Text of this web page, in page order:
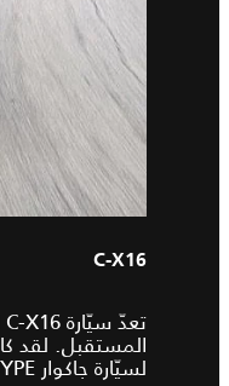
C‑X16
لسيّارة جاكوار F‑TYPE الحالية.